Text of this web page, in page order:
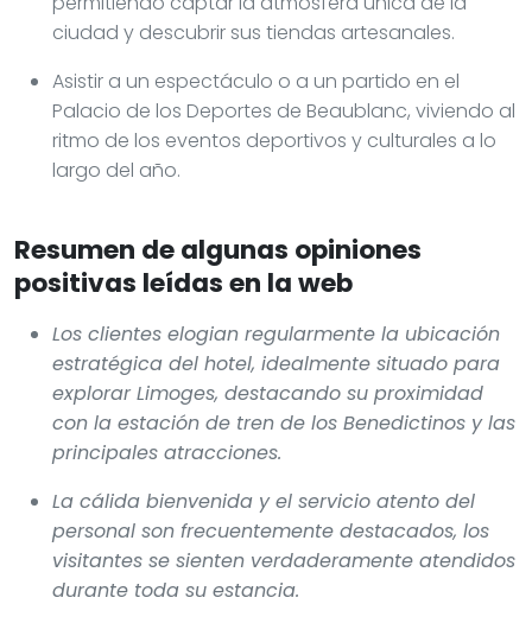
ciudad y descubrir sus tiendas artesanales.
Asistir a un espectáculo o a un partido en el
Palacio de los Deportes de Beaublanc, viviendo al
ritmo de los eventos deportivos y culturales a lo
largo del año.
Resumen de algunas opiniones
positivas leídas en la web
Los clientes elogian regularmente la ubicación
estratégica del hotel, idealmente situado para
explorar Limoges, destacando su proximidad
con la estación de tren de los Benedictinos y las
principales atracciones.
La cálida bienvenida y el servicio atento del
personal son frecuentemente destacados, los
visitantes se sienten verdaderamente atendidos
durante toda su estancia.